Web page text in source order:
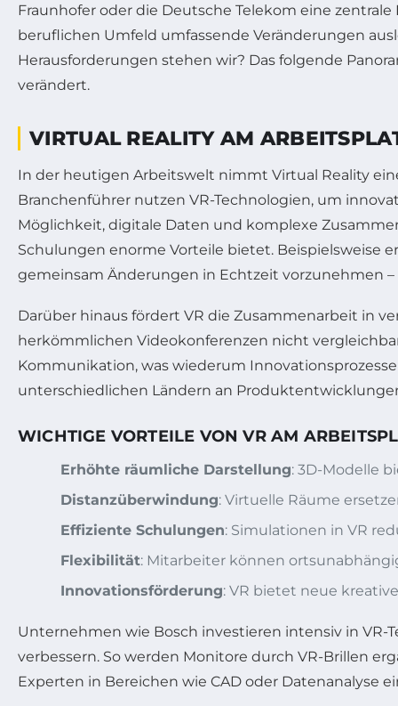
Fraunhofer oder die Deutsche Telekom eine
beruflichen Umfeld umfassende Veränderungen
Herausforderungen stehen wir? Das folgende
verändert.
VIRTUAL REALITY AM
In der heutigen Arbeitswelt nimmt Virtual Reality
Branchenführer nutzen VR-Technologien, um
Möglichkeit, digitale Daten und komplexe
Schulungen enorme Vorteile bietet. Beispielsweise
gemeinsam Änderungen in Echtzeit vorzunehmen
Darüber hinaus fördert VR die Zusammenarbeit in
herkömmlichen Videokonferenzen nicht
Kommunikation, was wiederum
unterschiedlichen Ländern an
WICHTIGE VORTEILE VON VR AM
Erhöhte räumliche Darstellung: 3D-Modelle
Distanzüberwindung: Virtuelle Räume
Effiziente Schulungen: Simulationen in VR
Flexibilität: Mitarbeiter können
Innovationsförderung: VR bietet neue
Unternehmen wie Bosch investieren intensiv in
verbessern. So werden Monitore durch VR-Brillen
Experten in Bereichen wie CAD oder Datenanalyse